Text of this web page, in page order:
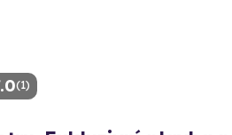
(1)